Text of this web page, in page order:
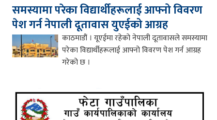
समस्यामा परेका विद्यार्थीहरूलाई आफ्नो विवरण
पेश गर्न नेपाली दूतावास युएईको आग्रह
काठमाडौं । यूएईमा रहेको नेपाली दूतावासले समस्यामा
परेका विद्यार्थीहरूलाई आफ्नो विवरण पेश गर्न आग्रह
गरेको छ ।